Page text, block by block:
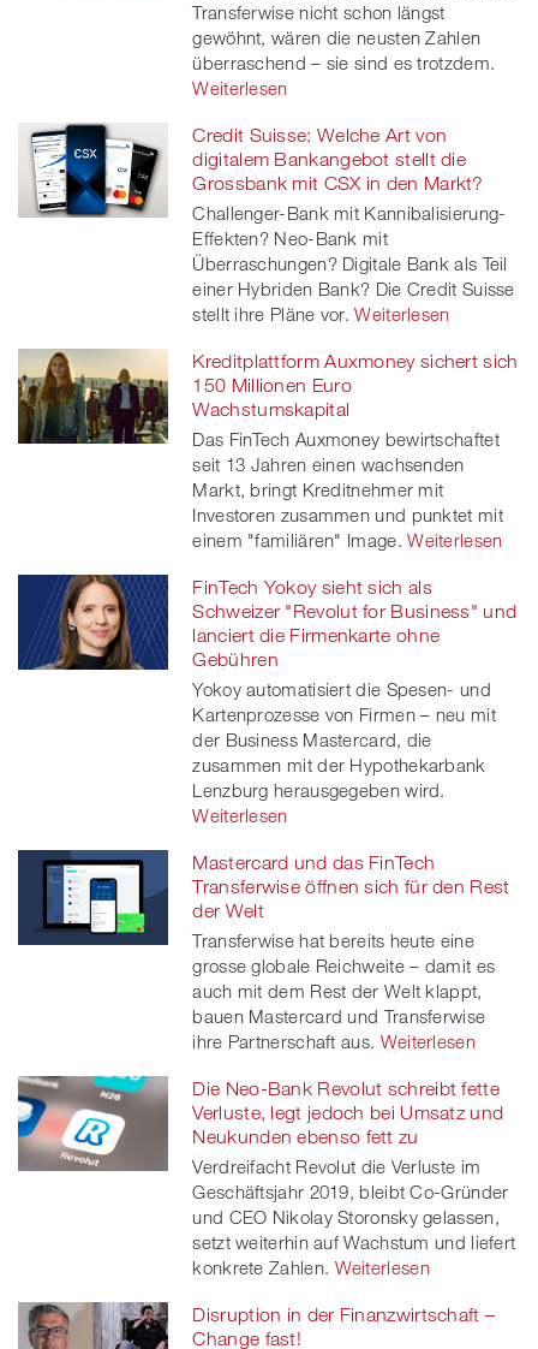
Transferwise nicht schon längst
gewöhnt, wären die neusten Zahlen
überraschend – sie sind es trotzdem.
Weiterlesen
Credit Suisse: Welche Art von
digitalem Bankangebot stellt die
Grossbank mit CSX in den Markt?
Challenger-Bank mit Kannibalisierung-
Effekten? Neo-Bank mit
Überraschungen? Digitale Bank als Teil
einer Hybriden Bank? Die Credit Suisse
stellt ihre Pläne vor. Weiterlesen
Kreditplattform Auxmoney sichert sich
150 Millionen Euro
Wachstumskapital
Das FinTech Auxmoney bewirtschaftet
seit 13 Jahren einen wachsenden
Markt, bringt Kreditnehmer mit
Investoren zusammen und punktet mit
einem "familiären" Image. Weiterlesen
FinTech Yokoy sieht sich als
Schweizer "Revolut for Business" und
lanciert die Firmenkarte ohne
Gebühren
Yokoy automatisiert die Spesen- und
Kartenprozesse von Firmen – neu mit
der Business Mastercard, die
zusammen mit der Hypothekarbank
Lenzburg herausgegeben wird.
Weiterlesen
Mastercard und das FinTech
Transferwise öffnen sich für den Rest
der Welt
Transferwise hat bereits heute eine
grosse globale Reichweite – damit es
auch mit dem Rest der Welt klappt,
bauen Mastercard und Transferwise
ihre Partnerschaft aus. Weiterlesen
Die Neo-Bank Revolut schreibt fette
Verluste, legt jedoch bei Umsatz und
Neukunden ebenso fett zu
Verdreifacht Revolut die Verluste im
Geschäftsjahr 2019, bleibt Co-Gründer
und CEO Nikolay Storonsky gelassen,
setzt weiterhin auf Wachstum und liefert
konkrete Zahlen. Weiterlesen
Disruption in der Finanzwirtschaft –
Change fast!